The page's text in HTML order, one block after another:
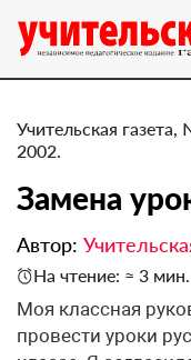
Учительская
2002.
Замена
Автор:
На чтение: ≈ 3 мин.
Моя классная
провести уроки